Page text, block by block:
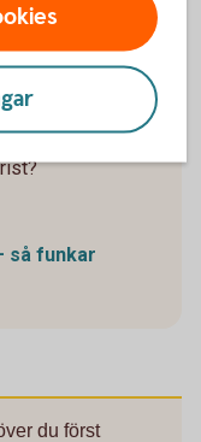
ett
eller
Kanske
så funkar
du först